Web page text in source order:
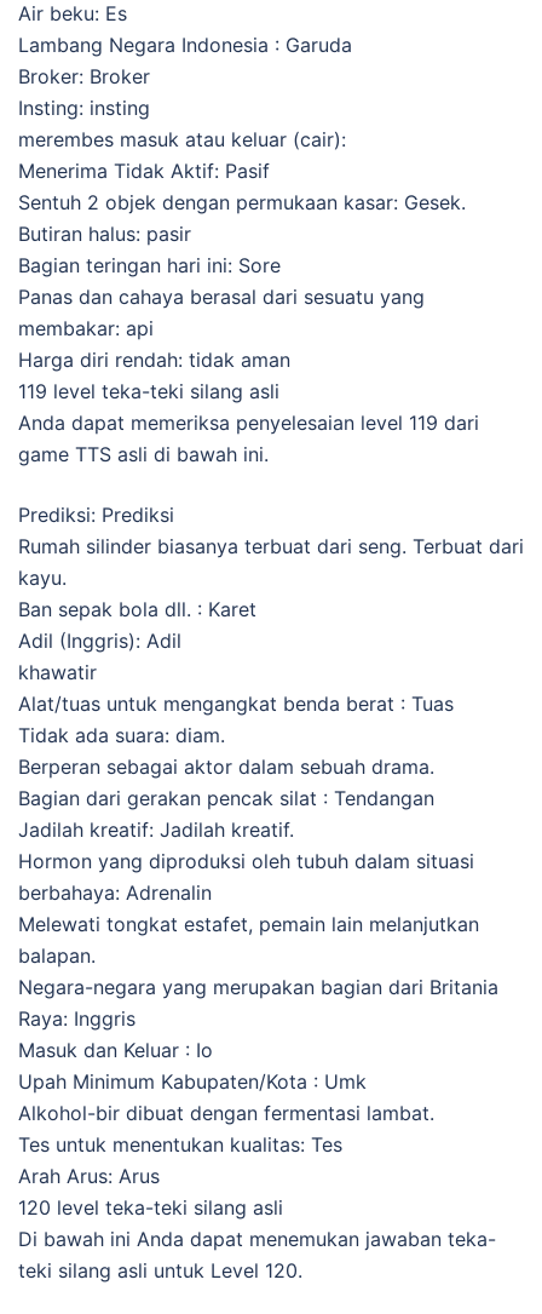
Air beku: Es
Lambang Negara Indonesia : Garuda
Broker: Broker
Insting: insting
merembes masuk atau keluar (cair):
Menerima Tidak Aktif: Pasif
Sentuh 2 objek dengan permukaan kasar: Gesek.
Butiran halus: pasir
Bagian teringan hari ini: Sore
Panas dan cahaya berasal dari sesuatu yang
membakar: api
Harga diri rendah: tidak aman
119 level teka-teki silang asli
Anda dapat memeriksa penyelesaian level 119 dari
game TTS asli di bawah ini.
Prediksi: Prediksi
Rumah silinder biasanya terbuat dari seng. Terbuat dari
kayu.
Ban sepak bola dll. : Karet
Adil (Inggris): Adil
khawatir
Alat/tuas untuk mengangkat benda berat : Tuas
Tidak ada suara: diam.
Berperan sebagai aktor dalam sebuah drama.
Bagian dari gerakan pencak silat : Tendangan
Jadilah kreatif: Jadilah kreatif.
Hormon yang diproduksi oleh tubuh dalam situasi
berbahaya: Adrenalin
Melewati tongkat estafet, pemain lain melanjutkan
balapan.
Negara-negara yang merupakan bagian dari Britania
Raya: Inggris
Masuk dan Keluar : Io
Upah Minimum Kabupaten/Kota : Umk
Alkohol-bir dibuat dengan fermentasi lambat.
Tes untuk menentukan kualitas: Tes
Arah Arus: Arus
120 level teka-teki silang asli
Di bawah ini Anda dapat menemukan jawaban teka-
teki silang asli untuk Level 120.